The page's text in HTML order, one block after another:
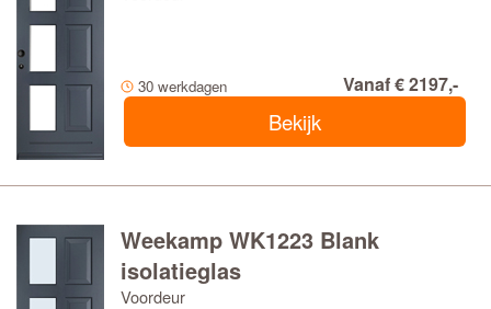
30 werkdagen Vanaf € 2197,-
Bekijk
Weekamp WK1223 Blank
isolatieglas
Voordeur